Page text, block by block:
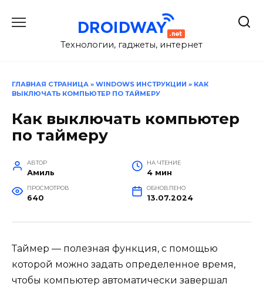
Технологии, гаджеты, интернет
ГЛАВНАЯ СТРАНИЦА » WINDOWS ИНСТРУКЦИИ » КАК
ВЫКЛЮЧАТЬ КОМПЬЮТЕР ПО ТАЙМЕРУ
Как выключать компьютер
по таймеру
АВТОР
Амиль
НА ЧТЕНИЕ
4 мин
ПРОСМОТРОВ
640
ОБНОВЛЕНО
13.07.2024
Таймер — полезная функция, с помощью
которой можно задать определенное время,
чтобы компьютер автоматически завершал